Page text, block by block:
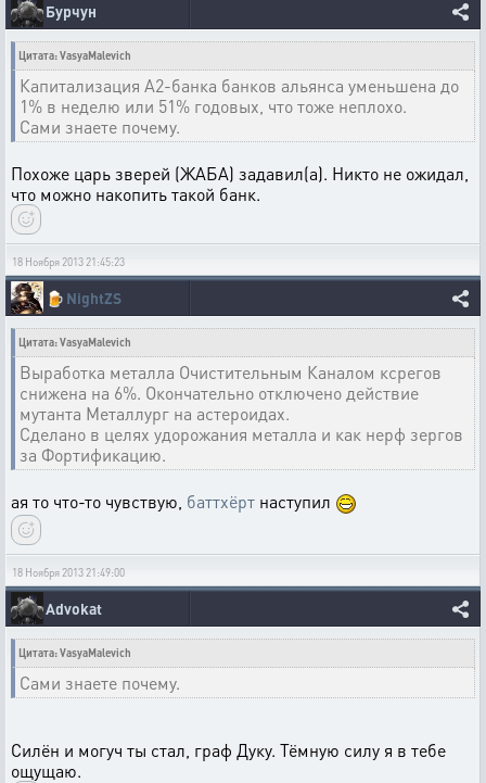
Бурчун
Цитата: VasyaMalevich
Капитализация А2-банка банков альянса уменьшена до
1% в неделю или 51% годовых, что тоже неплохо.
Сами знаете почему.
Похоже царь зверей (ЖАБА) задавил(а). Никто не ожидал,
что можно накопить такой банк.
18 Ноября 2013 21:45:23
🍺 NightZS
Цитата: VasyaMalevich
Выработка металла Очистительным Каналом ксрегов
снижена на 6%. Окончательно отключено действие
мутанта Металлург на астероидах.
Сделано в целях удорожания металла и как нерф зергов
за Фортификацию.
ая то что-то чувствую, баттхёрт наступил
18 Ноября 2013 21:49:00
Advokat
Цитата: VasyaMalevich
Сами знаете почему.
Силён и могуч ты стал, граф Дуку. Тёмную силу я в тебе
ощущаю.